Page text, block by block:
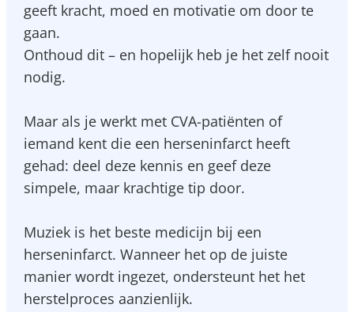
geeft kracht, moed en motivatie om door te
gaan.
Onthoud dit – en hopelijk heb je het zelf nooit
nodig.
Maar als je werkt met CVA-patiënten of
iemand kent die een herseninfarct heeft
gehad: deel deze kennis en geef deze
simpele, maar krachtige tip door.
Muziek is het beste medicijn bij een
herseninfarct. Wanneer het op de juiste
manier wordt ingezet, ondersteunt het het
herstelproces aanzienlijk.